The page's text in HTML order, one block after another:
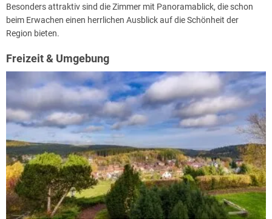
Besonders attraktiv sind die Zimmer mit Panoramablick, die schon
beim Erwachen einen herrlichen Ausblick auf die Schönheit der
Region bieten.
Freizeit & Umgebung